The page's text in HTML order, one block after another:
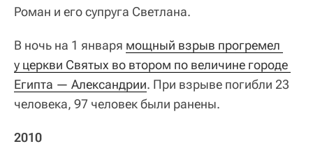
Роман и его супруга Светлана.
В ночь на 1 января мощный взрыв прогремел
у церкви Святых во втором по величине городе
Египта — Александрии. При взрыве погибли 23
человека, 97 человек были ранены.
2010